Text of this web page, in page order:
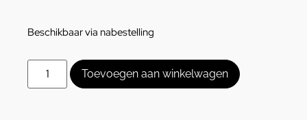
Beschikbaar via nabestelling
Toevoegen aan winkelwagen